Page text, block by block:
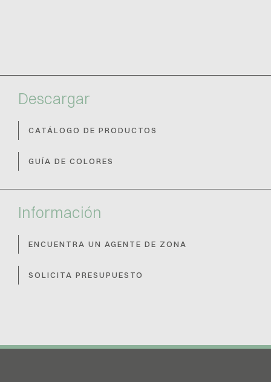
Descargar
CATÁLOGO DE PRODUCTOS
GUÍA DE COLORES
Información
ENCUENTRA UN AGENTE DE ZONA
SOLICITA PRESUPUESTO